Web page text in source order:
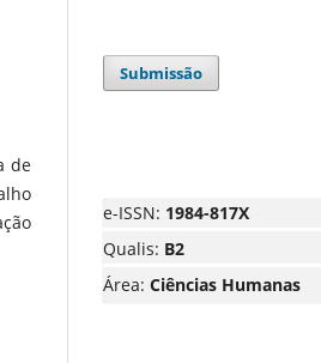
de
Submissão
e-ISSN: 1984-817X
Qualis: B2
Área: Ciências Humanas